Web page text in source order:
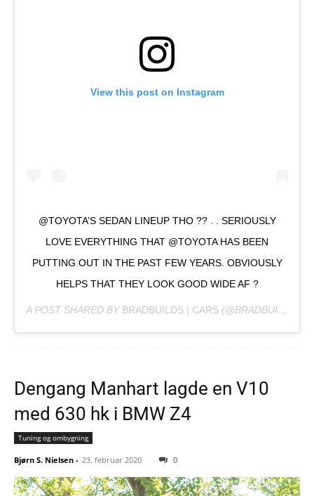
View this post on Instagram
@TOYOTA’S SEDAN LINEUP THO ?? . . SERIOUSLY
LOVE EVERYTHING THAT @TOYOTA HAS BEEN
PUTTING OUT IN THE PAST FEW YEARS. OBVIOUSLY
HELPS THAT THEY LOOK GOOD WIDE AF ?
A POST SHARED BY BRADBUILDS | CARS (@BRADBUILDS) ON
Dengang Manhart lagde en V10
med 630 hk i BMW Z4
Tuning og ombygning
Bjørn S. Nielsen - 23. februar 2020 0